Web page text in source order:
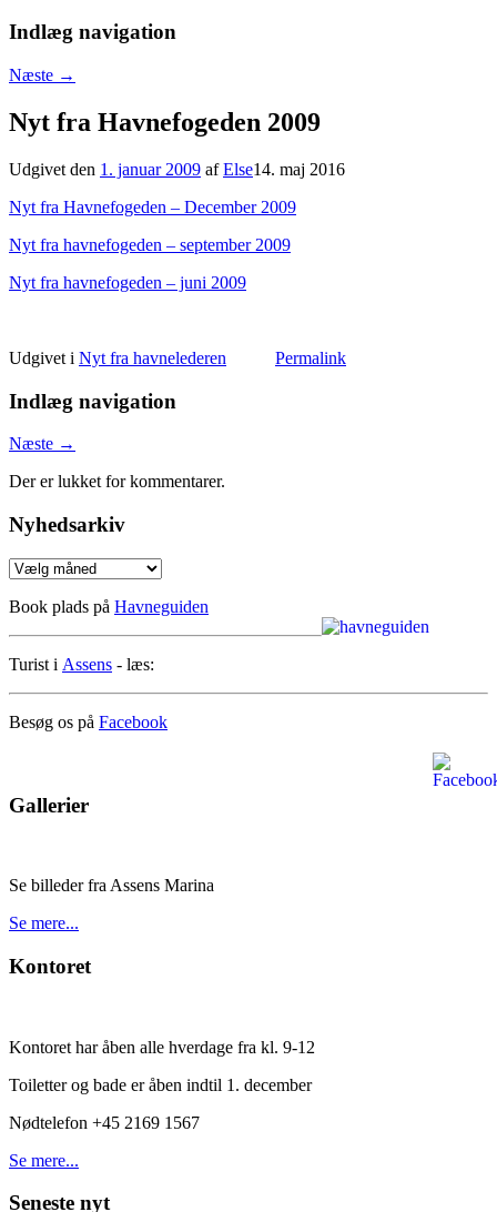
Indlæg navigation
Næste →
Nyt fra Havnefogeden 2009
Udgivet den 1. januar 2009 afElse14. maj 2016
Nyt fra Havnefogeden – December 2009
Nyt fra havnefogeden – september 2009
Nyt fra havnefogeden – juni 2009
Udgivet i Nyt fra havnelederen Permalink
Indlæg navigation
Næste →
Der er lukket for kommentarer.
Nyhedsarkiv
Nyhedsarkiv
Book plads på Havneguiden
Turist i Assens - læs:
Besøg os på Facebook
Gallerier
Se billeder fra Assens Marina
Se mere...
Kontoret
Kontoret har åben alle hverdage fra kl. 9-12
Toiletter og bade er åben indtil 1. december
Nødtelefon +45 2169 1567
Se mere...
Seneste nyt